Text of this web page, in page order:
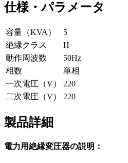
仕様・パラメータ
容量（KVA）
5
絶縁クラス
H
動作周波数
50Hz
相数
単相
一次電圧（V）
220
二次電圧（V）
220
製品詳細
電力用絶縁変圧器の説明：